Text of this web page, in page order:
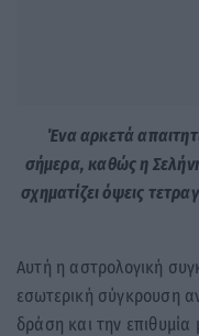
Ένα αρκετά
σήμερα, καθώς η
σχηματίζει όψεις
Αυτή η αστρολογική
εσωτερική σύγκρουση
δράση και την